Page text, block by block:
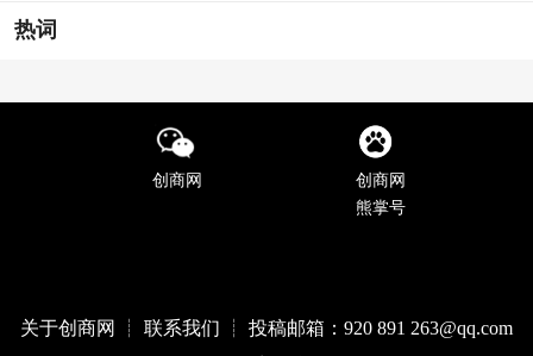
热词
创商网
创商网
熊掌号
关于创商网 ┊ 联系我们 ┊ 投稿邮箱：920 891 263@qq.com